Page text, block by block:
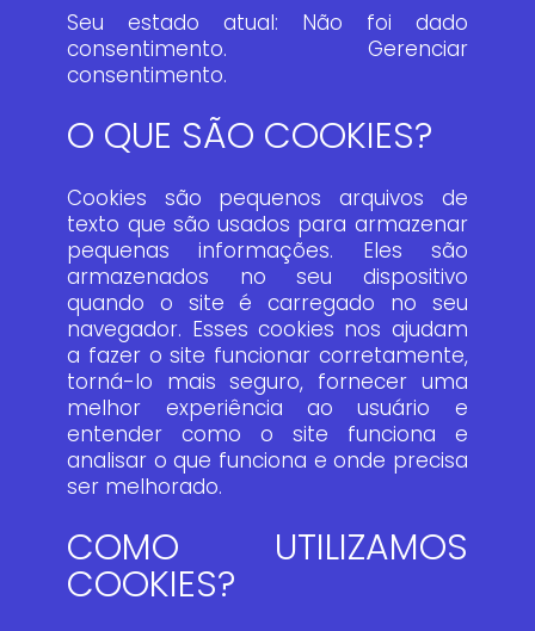
Seu estado atual: Não foi dado
consentimento. Gerenciar
consentimento.
O QUE SÃO COOKIES?
Cookies são pequenos arquivos de
texto que são usados para armazenar
pequenas informações. Eles são
armazenados no seu dispositivo
quando o site é carregado no seu
navegador. Esses cookies nos ajudam
a fazer o site funcionar corretamente,
torná-lo mais seguro, fornecer uma
melhor experiência ao usuário e
entender como o site funciona e
analisar o que funciona e onde precisa
ser melhorado.
COMO UTILIZAMOS
COOKIES?